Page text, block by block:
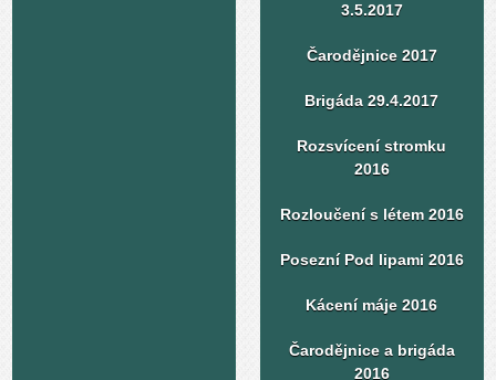
3.5.2017
Čarodějnice 2017
Brigáda 29.4.2017
Rozsvícení stromku
2016
Rozloučení s létem 2016
Posezní Pod lipami 2016
Kácení máje 2016
Čarodějnice a brigáda
2016